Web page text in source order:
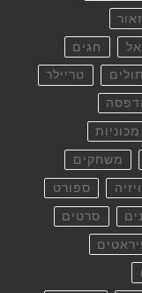
חגים
טריילר
מכוניות
משחקים
ספורט
סרטים